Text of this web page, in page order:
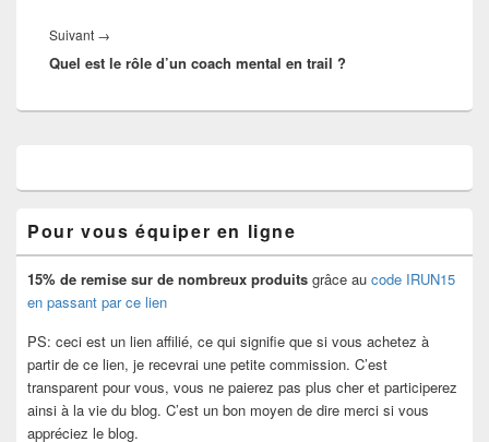
Suivant →
suivant :
Quel est le rôle d’un coach mental en trail ?
de
pour
la
barre
latérale
Pour vous équiper en ligne
15% de remise sur de nombreux produits grâce au code IRUN15
en passant par ce lien
PS: ceci est un lien affilié, ce qui signifie que si vous achetez à
partir de ce lien, je recevrai une petite commission. C’est
transparent pour vous, vous ne paierez pas plus cher et participerez
ainsi à la vie du blog. C’est un bon moyen de dire merci si vous
appréciez le blog.